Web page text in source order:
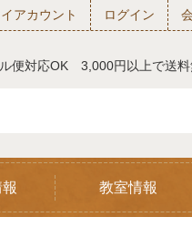
アカウント ログイン
ル便対応OK 3,000円以上で送
教室情報